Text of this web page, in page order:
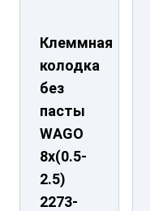
Клеммная
колодка
без
пасты
WAGO
8х(0.5-
2.5)
2273-